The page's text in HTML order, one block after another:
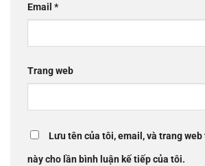
Email *
Trang web
Lưu tên của tôi, email, và trang
này cho lần bình luận kế tiếp của tôi.